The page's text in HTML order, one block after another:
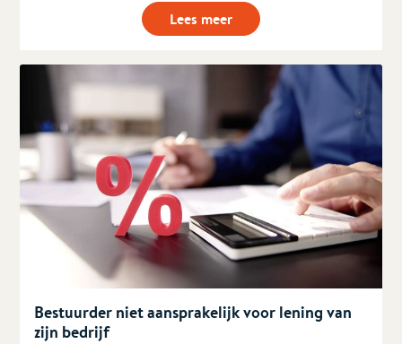
Lees meer
Bestuurder niet aansprakelijk voor lening van
zijn bedrijf